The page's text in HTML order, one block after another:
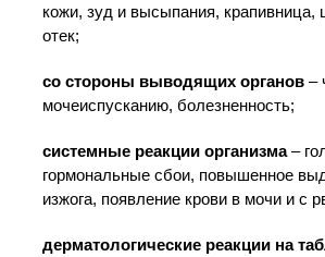
кожи, зуд и высыпания,
отек;
со стороны выводящих органов–
мочеиспусканию, болезненность;
системные реакции организма–
гормональные сбои, повышенное
изжога, появление крови в мочи и с
дерматологические реакции на